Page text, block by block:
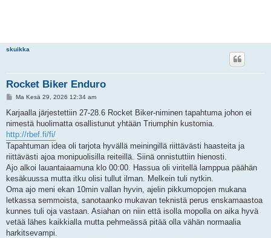
skuikka
Rocket Biker Enduro
V
e
t
i
Ma Kesä 29, 2026 12:34 am
Karjaalla järjestettiin 27-28.6 Rocket Biker-niminen tapahtuma johon ei
nimestä huolimatta osallistunut yhtään Triumphin kustomia.
http://rbef.fi/fi/
Tapahtuman idea oli tarjota hyvällä meiningillä riittävästi haasteita ja
riittävästi ajoa monipuolisilla reiteillä. Siinä onnistuttiin hienosti.
Ajo alkoi lauantaiaamuna klo 00:00. Hassua oli viritellä lamppua päähän
kesäkuussa mutta itku olisi tullut ilman. Melkein tuli nytkin.
Oma ajo meni ekan 10min vallan hyvin, ajelin pikkumopojen mukana
letkassa semmoista, sanotaanko mukavan teknistä perus enskamaastoa
kunnes tuli oja vastaan. Asiahan on niin että isolla mopolla on aika hyvä
vetää lähes kaikkialla mutta pehmeässä pitää olla vähän normaalia
harkitsevampi.